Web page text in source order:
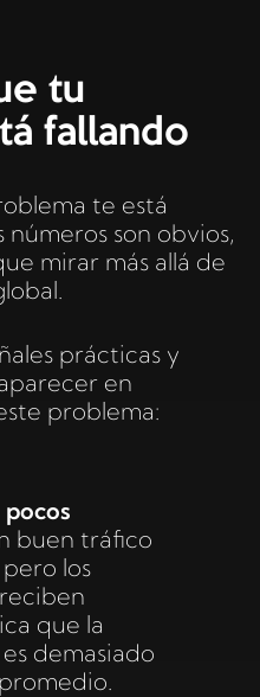
tu
fallando
te está
números son obvios,
mirar más allá de
prácticas y
en
problema:
buen tráfico
los
que la
demasiado